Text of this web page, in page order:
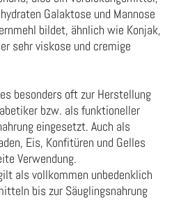
Galaktose und Mannose
bildet, ähnlich wie Konjak,
sehr viskose und cremige
besonders oft zur Herstellung
bzw. als funktioneller
eingesetzt. Auch als
Eis, Konfitüren und Gelles
Verwendung.
als vollkommen unbedenklich
bis zur Säuglingsnahrung